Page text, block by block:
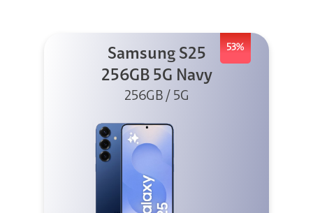
53%
Samsung S25
256GB 5G Navy
256GB / 5G